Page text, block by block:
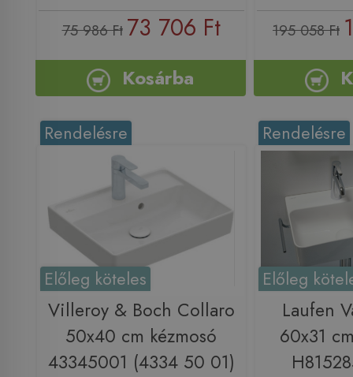
75 986 Ft 73 706 Ft
Kosárba
195 058 Ft
Rendelésre
Előleg köteles
Villeroy & Boch Collaro
50x40 cm kézmosó
43345001 (4334 50 01)
Rendelésre
Előleg
Laufen
60x31